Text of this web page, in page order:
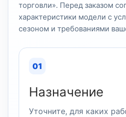
торговли». Перед заказом
характеристики модели с
сезоном и требованиями
01
Назначение
Уточните, для каких